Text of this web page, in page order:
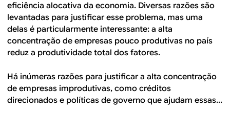
eficiência alocativa da economia. Diversas razões são
levantadas para justificar esse problema, mas uma
delas é particularmente interessante: a alta
concentração de empresas pouco produtivas no país
reduz a produtividade total dos fatores.
Há inúmeras razões para justificar a alta concentração
de empresas improdutivas, como créditos
direcionados e políticas de governo que ajudam essas...